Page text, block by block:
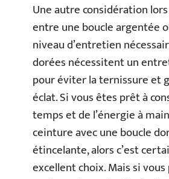
Une autre considération
entre une boucle argentée
niveau d’entretien
dorées nécessitent un
pour éviter la ternissure et
éclat. Si vous êtes prêt à
temps et de l’énergie à
ceinture avec une boucle
étincelante, alors c’est
excellent choix. Mais si